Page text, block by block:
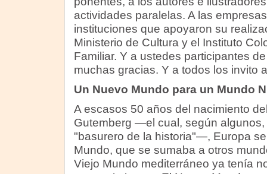
actividades paralelas. A las
instituciones que apoyaron su
Ministerio de Cultura y el Instituto
Familiar. Y a ustedes participantes
muchas gracias. Y a todos los invito
Un Nuevo Mundo para un Mundo
A escasos 50 años del nacimiento
Gutemberg —el cual, según
"basurero de la historia"—, Europa
Mundo, que se sumaba a otros
Viejo Mundo mediterráneo ya tenía